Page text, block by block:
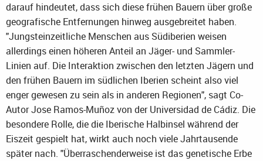
darauf hindeutet, dass sich diese frühen Bauern über große
geografische Entfernungen hinweg ausgebreitet haben.
"Jungsteinzeitliche Menschen aus Südiberien weisen
allerdings einen höheren Anteil an Jäger- und Sammler-
Linien auf. Die Interaktion zwischen den letzten Jägern und
den frühen Bauern im südlichen Iberien scheint also viel
enger gewesen zu sein als in anderen Regionen", sagt Co-
Autor Jose Ramos-Muñoz von der Universidad de Cádiz. Die
besondere Rolle, die die Iberische Halbinsel während der
Eiszeit gespielt hat, wirkt auch noch viele Jahrtausende
später nach. "Überraschenderweise ist das genetische Erbe